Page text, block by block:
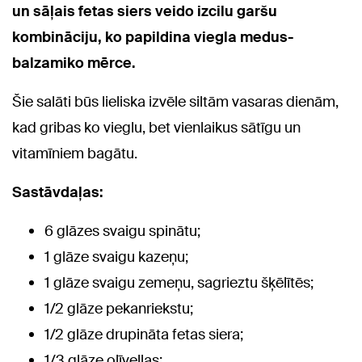
un sāļais fetas siers veido izcilu garšu
kombināciju, ko papildina viegla medus-
balzamiko mērce.
Šie salāti būs lieliska izvēle siltām vasaras dienām,
kad gribas ko vieglu, bet vienlaikus sātīgu un
vitamīniem bagātu.
Sastāvdaļas:
6 glāzes svaigu spinātu;
1 glāze svaigu kazeņu;
1 glāze svaigu zemeņu, sagrieztu šķēlītēs;
1/2 glāze pekanriekstu;
1/2 glāze drupināta fetas siera;